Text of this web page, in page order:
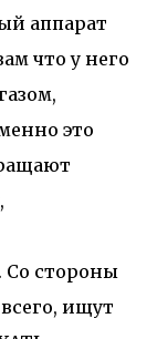
аппарат
что у него
это
Со стороны
ищут